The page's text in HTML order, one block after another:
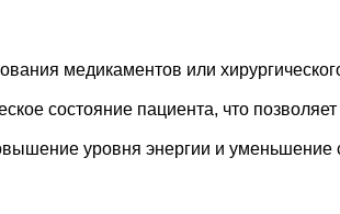
медикаментов или
состояние пациента, что
уровня энергии и уменьшение